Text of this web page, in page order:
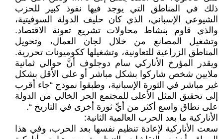
ذلك في المناطق التي يوجد فيها نفوذ كبير للحزب
الشيوعي الإسباني، الذي كان حليف الدولة السوفيتية،
والذي قاوم بنشاط محاولات تشريع تعونة الاقتصاد.
وتشغيل المصانع من خلال لجان العمال، وتحويل
المناطق الزراعية للتعاونية، وتشغيلها ككوميونات تحررية.
ويقدر المؤرخ الأناركي سام دوجلوف أنَّ حوالي ثمانية
ملايين شخص شاركوا بشكل مباشر أو على الأقل بشكل
غير مباشر في الثورة الإسبانية، وطبقوا نموذج “جاء أقرب
إلى تحقيق المثل الأعلى للمجتمع الحر الخالي من الدولة
على نطاق واسع أكثر من أيِّ ثورة أخرى في التاريخ “.
الأناركية ما بعد الحرب العالمية الثانية:
سعت الأناركية لإعادة تنظيم نفسها بعد الحرب، وفي هذا